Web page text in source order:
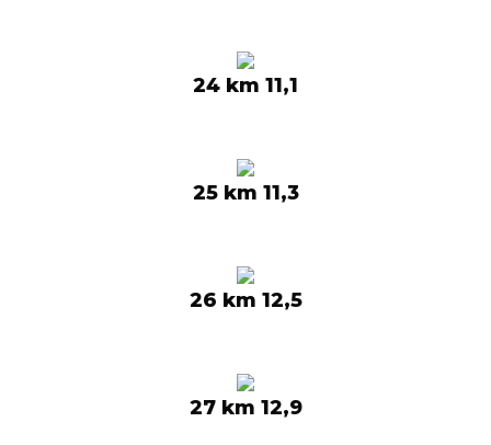
24 km 11,1
25 km 11,3
26 km 12,5
27 km 12,9